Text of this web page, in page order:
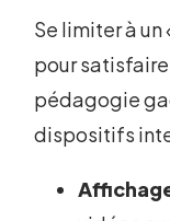
Se limiter à
pour
pédagogie
dispositifs